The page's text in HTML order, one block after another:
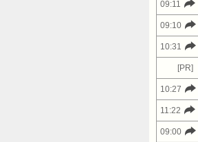
09:11
09:10
10:31
[PR]
10:27
11:22
09:00